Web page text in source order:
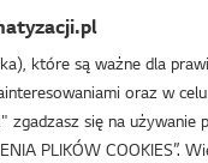
które są ważne dla
oraz w
zgadzasz się na
PLIKÓW COOKIES”.